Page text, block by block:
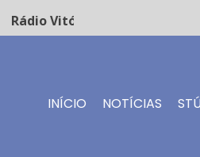
Rádio Vitório FM - Transmissão
INÍCIO NOTÍCIAS